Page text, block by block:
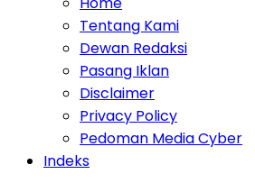
Tentang Kami
Dewan Redaksi
Pasang Iklan
Disclaimer
Privacy Policy
Pedoman Media Cyber
Indeks